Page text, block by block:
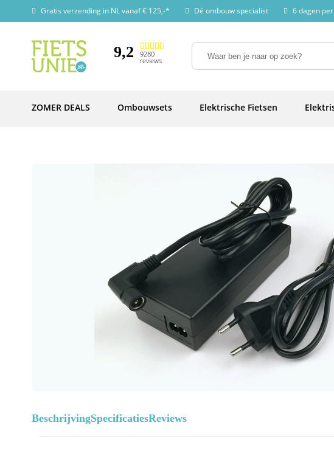
Gratis verzending in NL vanaf € 125,-* Dé ombouw specialist 6 dagen
9,2 9280
reviews
ZOMER DEALS Ombouwsets Elektrische Fietsen
BeschrijvingSpecificatiesReviews